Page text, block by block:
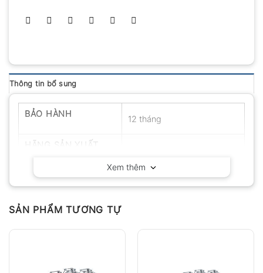
Thông tin bổ sung
BẢO HÀNH 12 tháng
Xem thêm
SẢN PHẨM TƯƠNG TỰ